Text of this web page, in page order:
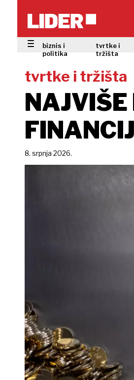
biznis i
politika
tvrtke i
tržišta
tvrtke i tržišta
8. srpnja 2026.